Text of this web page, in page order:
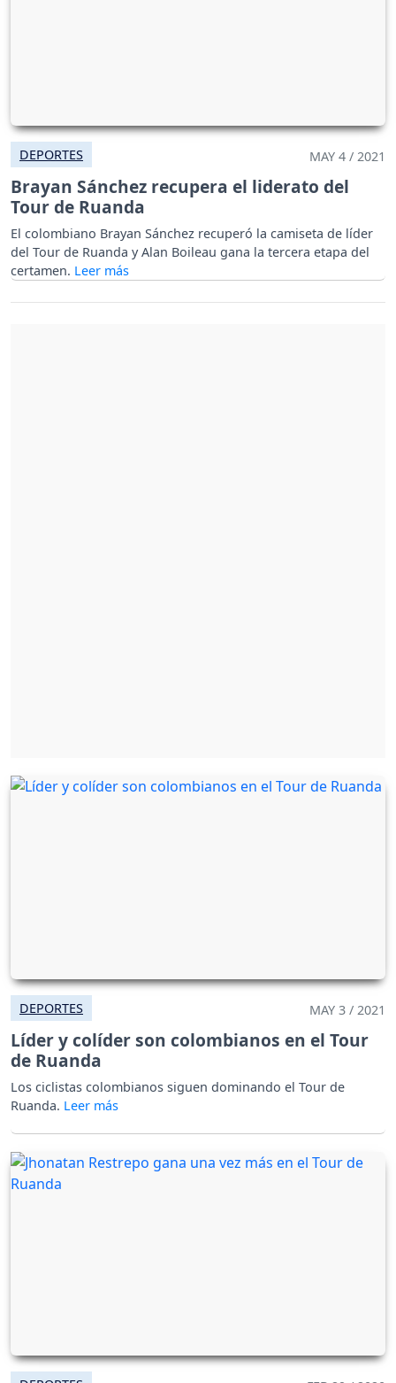
DEPORTES MAY 4 / 2021
Brayan Sánchez recupera el liderato del
Tour de Ruanda
El colombiano Brayan Sánchez recuperó la camiseta de líder
del Tour de Ruanda y Alan Boileau gana la tercera etapa del
certamen.
DEPORTES MAY 3 / 2021
Líder y colíder son colombianos en el Tour
de Ruanda
Los ciclistas colombianos siguen dominando el Tour de
Ruanda.